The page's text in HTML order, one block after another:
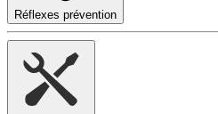
Réflexes prévention